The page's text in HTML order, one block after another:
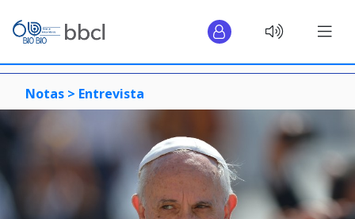
Notas > Entrevista